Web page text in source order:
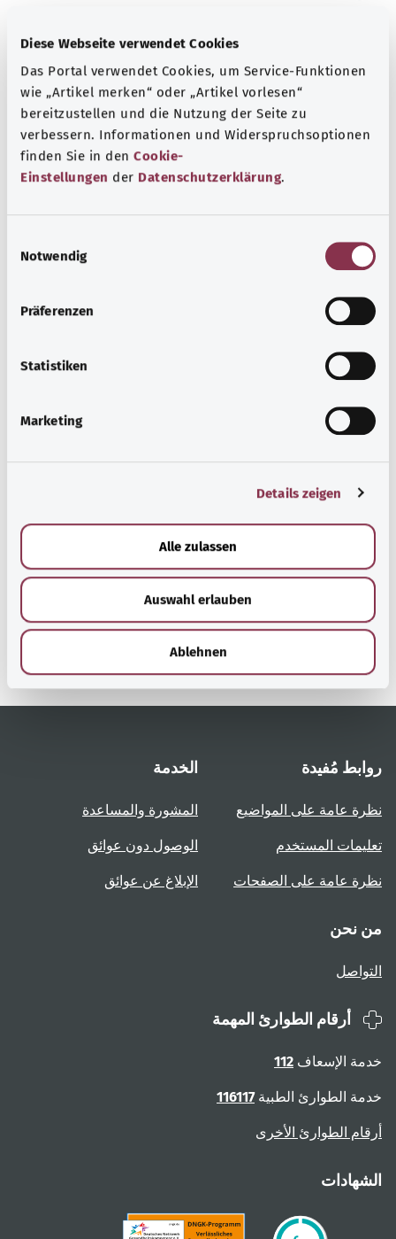
Diese Webseite verwendet Cookies
Das Portal verwendet Cookies, um Service-Funktionen
wie „Artikel merken“ oder „Artikel vorlesen“
bereitzustellen und die Nutzung der Seite zu
verbessern. Informationen und Widerspruchsoptionen
finden Sie in den Cookie-
Einstellungen der Datenschutzerklärung.
Notwendig
Präferenzen
Statistiken
Marketing
Details zeigen
Alle zulassen
Auswahl erlauben
Ablehnen
عادة ما يكون الالتهاب الرئوي مصحوبًا بحمى شديدة مفاجئة
بأمراض سابقة بعد عدة أسابيع.
رجوع إلى الأعلى
إحدى الخدمات المقدمة من
وزارة الصحة الاتحادية.
روابط مُفيدة
نظرة عامة على المواضيع
تعليمات المستخدم
نظرة عامة على الصفحات
الخدمة
المشورة والمساعدة
الوصول دون عوائق
الإبلاغ عن عوائق
من نحن
التواصل
أرقام الطوارئ المهمة
خدمة الإسعاف 112
خدمة الطوارئ الطبية116117
أرقام الطوارئ الأخرى
الشهادات